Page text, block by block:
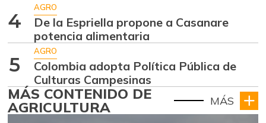
4
AGRO
De la Espriella propone a Casanare
potencia alimentaria
5
AGRO
Colombia adopta Política Pública de
Culturas Campesinas
MÁS CONTENIDO DE
AGRICULTURA MÁS